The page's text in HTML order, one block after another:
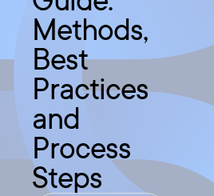
Methods,
Best
Practices
and
Process
Steps